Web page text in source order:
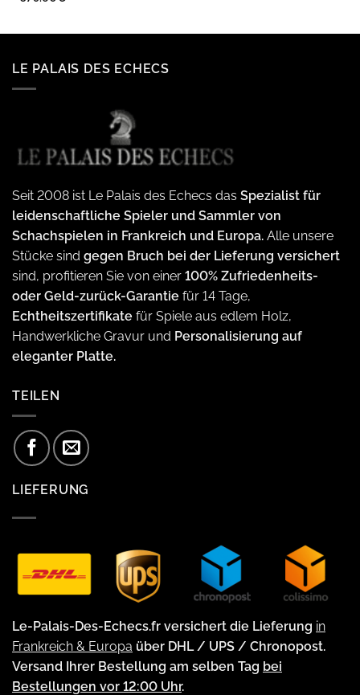
LE PALAIS DES ECHECS
Seit 2008 ist Le Palais des Echecs das Spezialist für
leidenschaftliche Spieler und Sammler von
Schachspielen in Frankreich und Europa. Alle unsere
Stücke sind gegen Bruch bei der Lieferung versichert
sind, profitieren Sie von einer 100% Zufriedenheits-
oder Geld-zurück-Garantie für 14 Tage,
Echtheitszertifikate für Spiele aus edlem Holz,
Handwerkliche Gravur und Personalisierung auf
eleganter Platte.
TEILEN
LIEFERUNG
Le-Palais-Des-Echecs.fr versichert die Lieferung in
Frankreich & Europa über DHL / UPS / Chronopost.
Versand Ihrer Bestellung am selben Tag bei
Bestellungen vor 12:00 Uhr.